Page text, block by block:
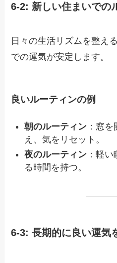
6-2: 新しい住まいでの
日々の生活リズムを整え
での運気が安定します。
良いルーティンの例
朝のルーティン ：窓
え、気をリセット。
夜のルーティン ：軽
る時間を持つ。
6-3: 長期的に良い運気